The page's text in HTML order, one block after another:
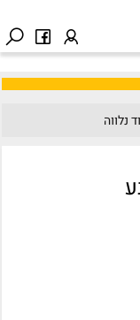
נלווה